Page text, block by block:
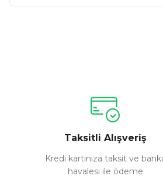
Ürün açıklamasında eksik bilgiler
Ürün bilgilerinde hatalar bulunuyor.
Ürün fiyatı diğer sitelerden daha
Bu ürüne benzer farklı alternatifler
Taksitli Alışveriş
Kredi kartınıza taksit ve
havalesi ile ödeme